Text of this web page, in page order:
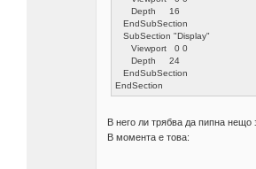
Depth 16
EndSubSection
SubSection "Display"
Viewport 0 0
Depth 24
EndSubSection
EndSection
В него ли трябва да пипна
В момента е това: